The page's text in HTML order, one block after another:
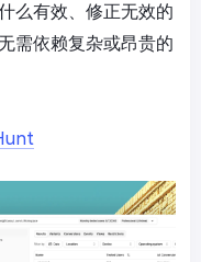
么有效、修正无效的
需依赖复杂或昂贵的